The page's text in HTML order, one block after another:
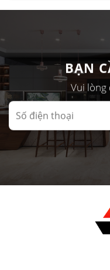
BẠN
Vui lòng